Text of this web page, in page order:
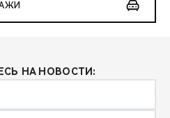
НА НОВОСТИ: